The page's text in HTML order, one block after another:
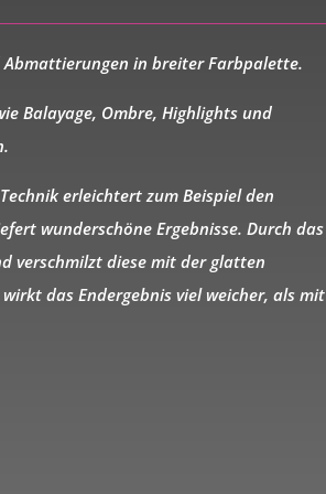
Abmattierungen in breiter Farbpalette.
Balayage, Ombre,Highlights und
.
erleichtert zum Beispiel den
wunderschöne Ergebnisse. Durch das
verschmilzt diese mit der glatten
das Endergebnis viel weicher, als mit